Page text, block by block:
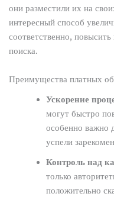
они разместили их на
интересный способ
соответственно,
поиска.
Преимущества платных
Ускорение
могут быстро
особенно важно
успели
Контроль над
только
положительно